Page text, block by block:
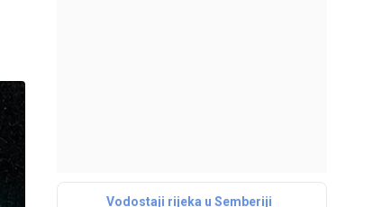
Vodostaji rijeka u Semberiji